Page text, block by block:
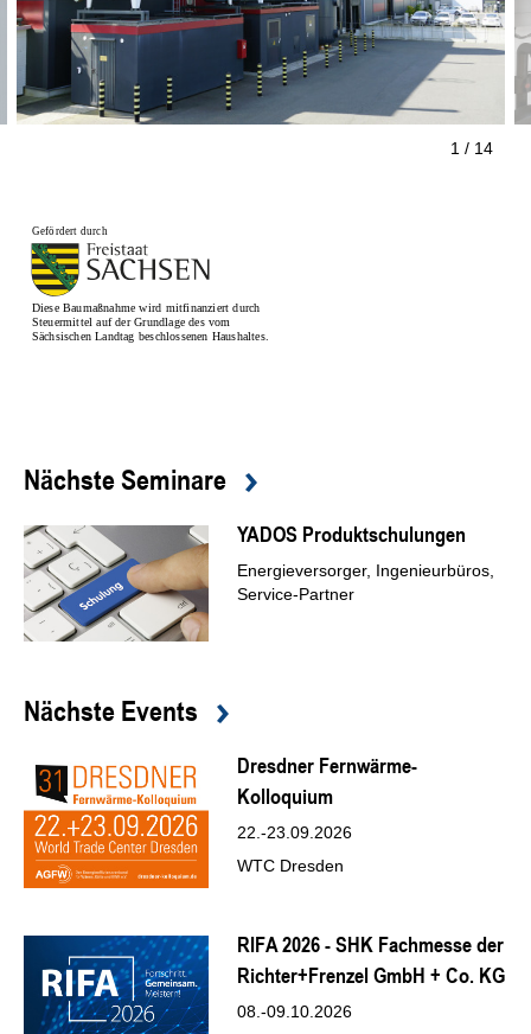
1 / 14
Gefördert durch
Diese Baumaßnahme wird mitfinanziert durch
Steuermittel auf der Grundlage des vom
Sächsischen Landtag beschlossenen Haushaltes.
Nächste Seminare
YADOS Produktschulungen
Energieversorger, Ingenieurbüros,
Service-Partner
Nächste Events
Dresdner Fernwärme-
Kolloquium
22.-23.09.2026
WTC Dresden
RIFA 2026 - SHK Fachmesse der
Richter+Frenzel GmbH + Co. KG
08.-09.10.2026